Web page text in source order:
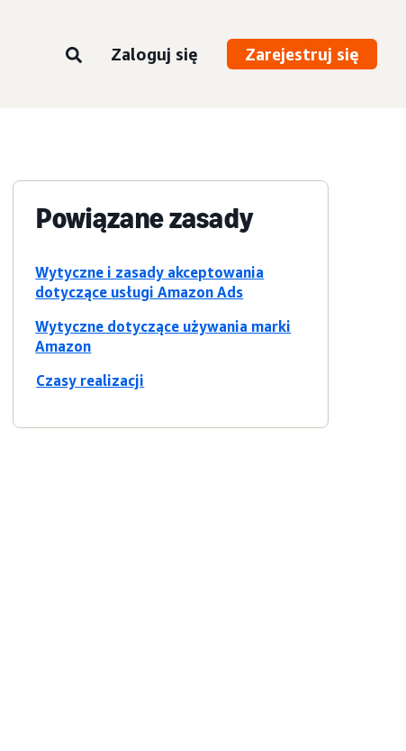
Zaloguj się Zarejestruj się
Powiązane zasady
Wytyczne i zasady akceptowania
dotyczące usługi Amazon Ads
Wytyczne dotyczące używania marki
Amazon
Czasy realizacji